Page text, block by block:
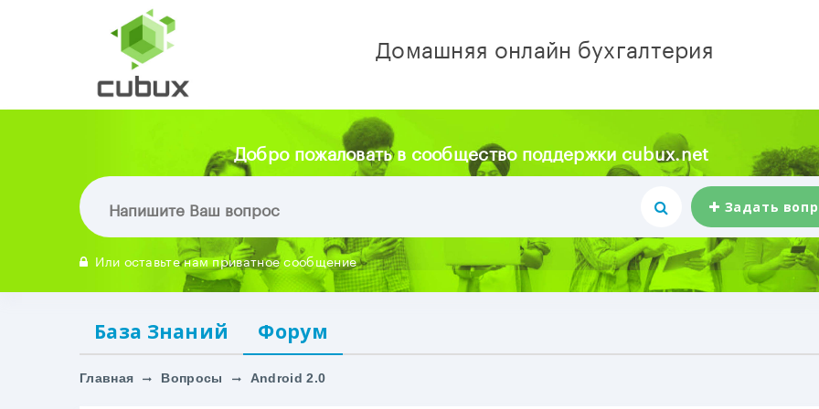
Домашняя онлайн бухгалтерия
Добро пожаловать в сообщество поддержки cubux.net
Задать
Или оставьте нам приватное сообщение
База Знаний Форум
Главная Вопросы Android 2.0